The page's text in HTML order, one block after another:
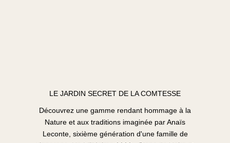
LE JARDIN SECRET DE LA COMTESSE
Découvrez une gamme rendant hommage à la
Nature et aux traditions imaginée par Anaïs
Leconte, sixième génération d'une famille de